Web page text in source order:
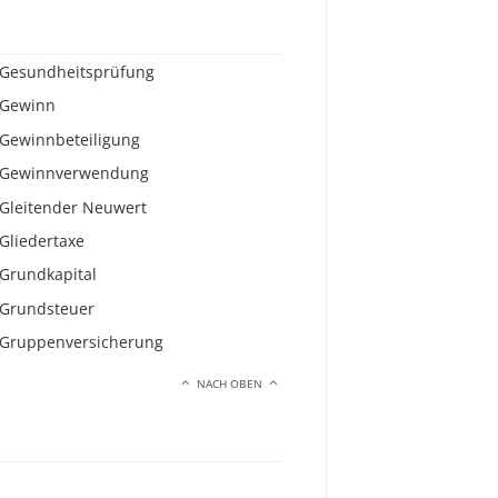
Gesundheitsprüfung
Gewinn
Gewinnbeteiligung
Gewinnverwendung
Gleitender Neuwert
Gliedertaxe
Grundkapital
Grundsteuer
Gruppenversicherung
NACH OBEN